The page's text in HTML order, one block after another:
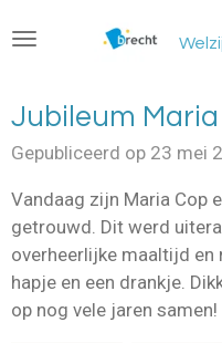
direct
de
Jubileum
Gepubliceerd op 23 mei
Vandaag zijn Maria Cop
getrouwd. Dit werd
overheerlijke maaltijd en
hapje en een drankje.
op nog vele jaren samen!